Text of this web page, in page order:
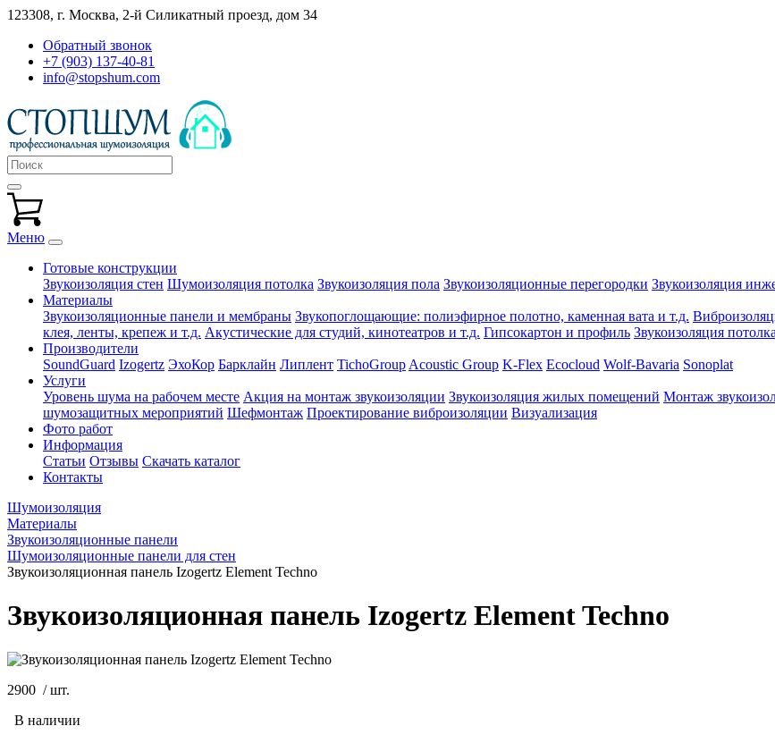
123308, г. Москва, 2-й Силикатный проезд, дом 34
Обратный звонок
+7 (903) 137-40-81
info@stopshum.com
Меню
Готовые конструкции
Звукоизоляция стен Шумоизоляция потолка Звукоизоляция пола Звукоизоляционные перегородки Звукоизоляция
Материалы
Звукоизоляционные панели и мембраны Звукопоглощающие: полиэфирное полотно, каменная вата и т.д.
клея, ленты, крепеж и т.д. Акустические для студий, кинотеатров и т.д. Гипсокартон и профиль Звукоизоляция потолка
Производители
SoundGuard Izogertz ЭхоКор Барклайн Липлент TichoGroup Acoustic Group K-Flex Ecocloud Wolf-Bavaria Sonoplat
Услуги
Уровень шума на рабочем месте Акция на монтаж звукоизоляции Звукоизоляция жилых помещений Монтаж
шумозащитных мероприятий Шефмонтаж Проектирование виброизоляции Визуализация
Фото работ
Информация
Статьи Отзывы Скачать каталог
Контакты
Шумоизоляция
Материалы
Звукоизоляционные панели
Шумоизоляционные панели для стен
Звукоизоляционная панель Izogertz Element Techno
Звукоизоляционная панель Izogertz Element Techno
2900 /шт.
В наличии